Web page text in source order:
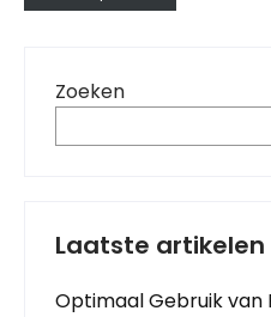
Zoeken
Laatste artikelen
Optimaal Gebruik van